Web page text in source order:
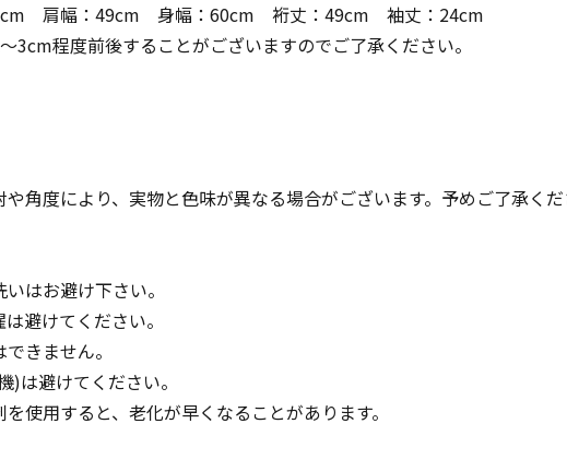
肩幅：49cm 身幅：60cm 裄丈：49cm 袖丈：24cm
3cm程度前後することがございますのでご了承ください。
角度により、実物と色味が異なる場合がございます。予めご了承くだ
はお避け下さい。
避けてください。
きません。
)は避けてください。
使用すると、老化が早くなることがあります。